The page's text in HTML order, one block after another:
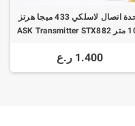
وحدة اتصال لاسلكي 433 ميجا هرتز
100 متر ASK Transmitter STX882
1.400 ر.ع